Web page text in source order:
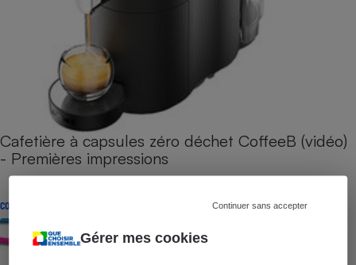
Gérer mes cookies
Continuer sans accepter
Cafetière à capsules zéro déchet CoffeeB (vidéo)
- Premières impressions
CONSEILS